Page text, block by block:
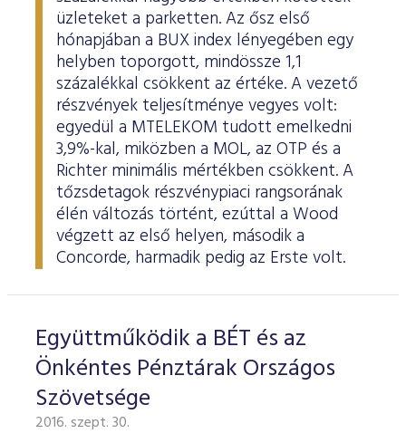
üzleteket a parketten. Az ősz első
hónapjában a BUX index lényegében egy
helyben toporgott, mindössze 1,1
százalékkal csökkent az értéke. A vezető
részvények teljesítménye vegyes volt:
egyedül a MTELEKOM tudott emelkedni
3,9%-kal, miközben a MOL, az OTP és a
Richter minimális mértékben csökkent. A
tőzsdetagok részvénypiaci rangsorának
élén változás történt, ezúttal a Wood
végzett az első helyen, második a
Concorde, harmadik pedig az Erste volt.
Együttműködik a BÉT és az
Önkéntes Pénztárak Országos
Szövetsége
2016. szept. 30.